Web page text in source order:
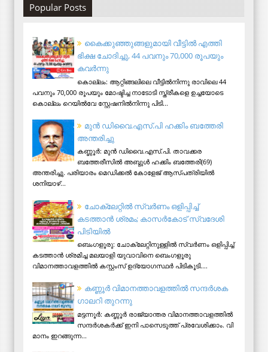
Popular Posts
കൈക്കുഞ്ഞുങ്ങളുമായി വീട്ടിൽ എത്തി
ഭിക്ഷ ചോദിച്ചു, 44 പവനും 70,000 രൂപയും
കവർന്നു
കൊല്ലം: ആറ്റിങ്ങലിലെ വീട്ടിൽനിന്നു രാവിലെ 44
പവനും 70,000 രൂപയും മോഷ്ടിച്ച നാടോടി സ്ത്രീകളെ ഉച്ചയോടെ
കൊല്ലം റെയിൽവേ സ്റ്റേഷനിൽനിന്നു പിടി...
മുന്‍ ഡിവൈ.എസ്.പി ഹക്കിം ബത്തേരി
അന്തരിച്ചു
കണ്ണൂര്‍: മുന്‍ ഡിവൈ.എസ്.പി. താവക്കര
ബത്തേരീസില്‍ അബ്ദുള്‍ ഹക്കിം ബത്തേരി(69)
അന്തരിച്ചു. പരിയാരം മെഡിക്കല്‍ കോളേജ് ആസ്​പത്രിയില്‍
ശനിയാഴ്...
ചോക്ലേറ്റിൽ സ്വർണം ഒളിപ്പിച്ച്
കടത്താൻ ശ്രമം; കാസർകോട് സ്വദേശി
പിടിയില്‍
ബെംഗളൂരു: ചോക്ലേറ്റിനുള്ളിൽ സ്വർണം ഒളിപ്പിച്ച്
കടത്താൻ ശ്രമിച്ച മലയാളി യുവാവിനെ ബെംഗളൂരു
വിമാനത്താവളത്തിൽ കസ്റ്റംസ് ഉദ്യോഗസ്ഥർ പിടികൂടി....
ക​ണ്ണൂ​ർ വി​മാ​ന​ത്താ​വ​ള​ത്തി​ൽ സ​ന്ദ​ർ​ശ​ക
ഗാ​ല​റി തു​റ​ന്നു
മ​ട്ട​ന്നൂ​ർ: ക​ണ്ണൂ​ർ രാ​ജ്യാ​ന്ത​ര വി​മാ​ന​ത്താ​വ​ള​ത്തി​ൽ
സ​ന്ദ​ർ​ശ​ക​ർ​ക്ക് ഇ​നി പാ​സെ​ടു​ത്ത് പ്ര​വേ​ശി​ക്കാം. വി​
മാ​നം ഇ​റ​ങ്ങു​ന്ന...